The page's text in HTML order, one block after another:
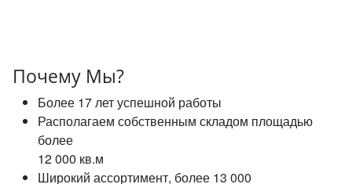
Почему Мы?
Более 17 лет успешной работы
Располагаем собственным складом площадью
более
12 000 кв.м
Широкий ассортимент, более 13 000